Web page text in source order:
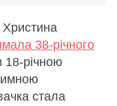
Христина
38-річного
18-річною
стала